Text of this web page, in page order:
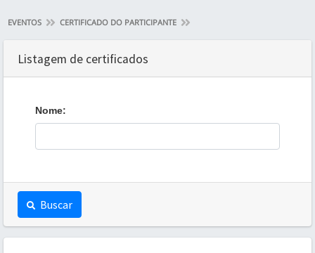
EVENTOS CERTIFICADO DO PARTICIPANTE
Listagem de certificados
Nome:
Buscar